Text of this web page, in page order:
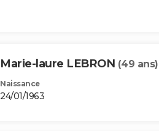
Marie-laure LEBRON (49 ans)
Naissance
24/01/1963